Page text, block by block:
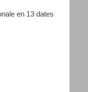
en 13 dates